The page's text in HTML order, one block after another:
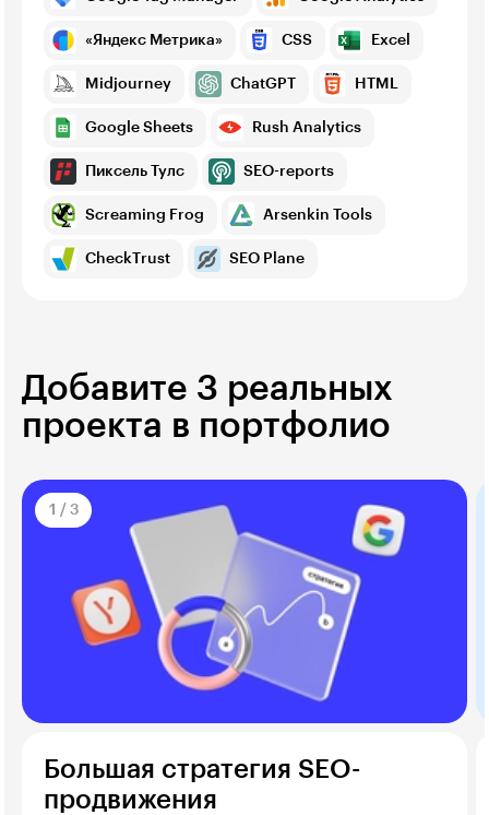
«Яндекс Метрика» CSS Excel
Midjourney ChatGPT HTML
Google Sheets Rush Analytics
Пиксель Тулс SEO-reports
Screaming Frog Arsenkin Tools
CheckTrust SEO Plane
Добавите 3 реальных
проекта в портфолио
1 / 3
Большая стратегия SEO-
продвижения